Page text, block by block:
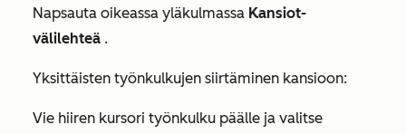
Napsauta oikeassa yläkulmassa Kansiot-
välilehteä .
Yksittäisten työnkulkujen siirtäminen kansioon:
Vie hiiren kursori työnkulku päälle ja valitse